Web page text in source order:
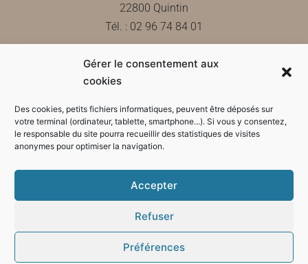
Gérer le consentement aux
cookies
Des cookies, petits fichiers informatiques, peuvent être déposés sur
votre terminal (ordinateur, tablette, smartphone...). Si vous y consentez,
le responsable du site pourra recueillir des statistiques de visites
anonymes pour optimiser la navigation.
Accepter
Refuser
Préférences
22800 Quintin
Tél. : 02 96 74 84 01
Contactez-nous
Horaires d'ouverture de la mairie